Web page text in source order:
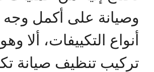
وصيانة على أكمل وجه
أنواع التكييفات، ألا
تركيب تنظيف صيانة